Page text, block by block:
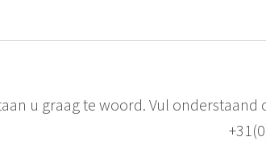
u graag te woord. Vul